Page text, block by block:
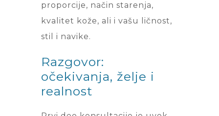
proporcije, način starenja,
kvalitet kože, ali i vašu ličnost,
stil i navike.
Razgovor:
očekivanja, želje i
realnost